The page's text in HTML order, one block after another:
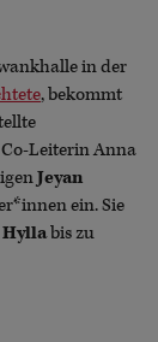
in der
, bekommt
Leiterin Anna
Jeyan
ein. Sie
bis zu